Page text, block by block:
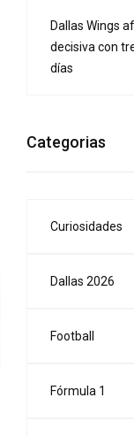
Dallas Wings
decisiva con
días
Categorias
Curiosidades
Dallas 2026
Football
Fórmula 1